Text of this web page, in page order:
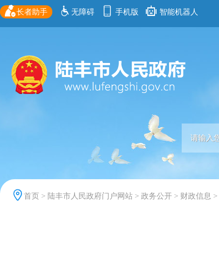
长者助手 无障碍 手机版 智能机器人
首页 > 陆丰市人民政府门户网站 > 政务公开 > 财政信息 >